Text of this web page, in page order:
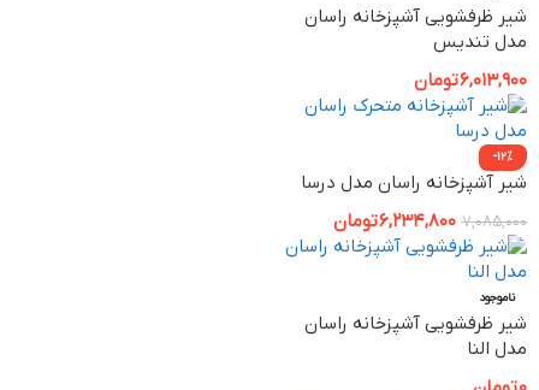
شیر ظرفشویی آشپزخانه راسان
مدل تندیس
6,013,900تومان
-12%
شیر آشپزخانه راسان مدل درسا
7,085,000
6,234,800تومان
ناموجود
شیر ظرفشویی آشپزخانه راسان
مدل النا